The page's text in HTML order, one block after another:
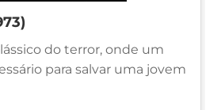
do terror, onde um
para salvar uma jovem